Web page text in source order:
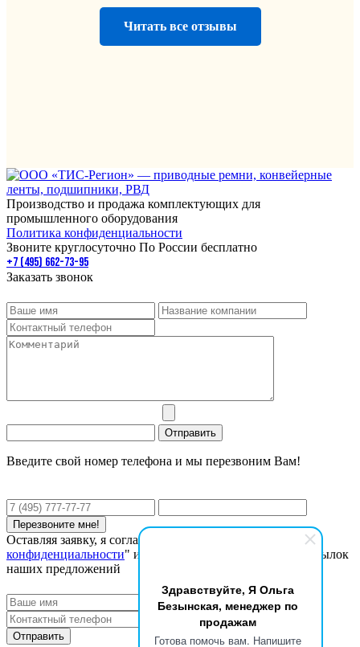
Здравствуйте, Я Ольга
Безынская, менеджер по
продажам
Готова помочь вам. Напишите
Читать все отзывы
Производство и продажа комплектующих для
промышленного оборудования
Политика конфиденциальности
Звоните круглосуточно По России бесплатно
+7 (495) 662-73-95
Заказать звонок
Введите свой номер телефона и мы перезвоним Вам!
Оставляя заявку, я соглашаюсь с "
конфиденциальности" и даю согласие на получение рассылок
наших предложений